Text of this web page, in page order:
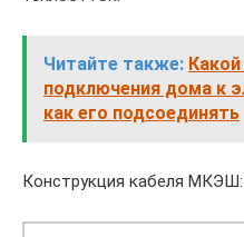
Читайте также:
подключения дома к
как его подсоединять
Конструкция кабеля МКЭШ: